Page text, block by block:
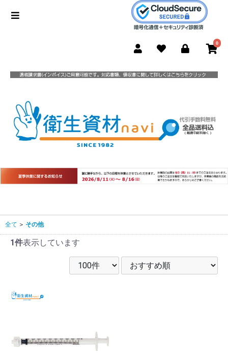
0
全て ＞ その他
1件表示しています